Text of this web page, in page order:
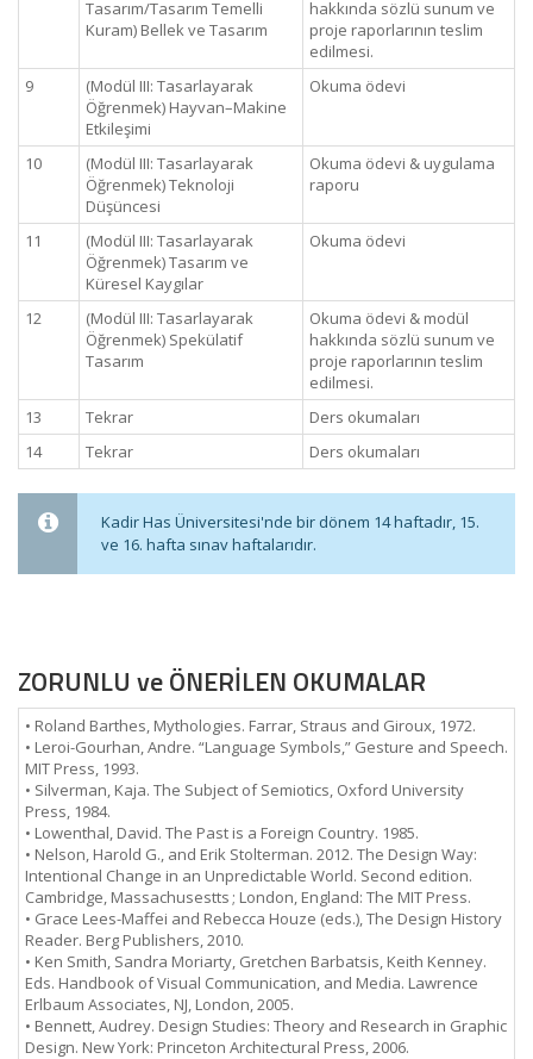
Tasarım/Tasarım Temelli
Kuram) Bellek ve Tasarım
hakkında sözlü sunum ve
proje raporlarının teslim
edilmesi.
9
(Modül III: Tasarlayarak
Öğrenmek) Hayvan–Makine
Etkileşimi
Okuma ödevi
10
(Modül III: Tasarlayarak
Öğrenmek) Teknoloji
Düşüncesi
Okuma ödevi & uygulama
raporu
11
(Modül III: Tasarlayarak
Öğrenmek) Tasarım ve
Küresel Kaygılar
Okuma ödevi
12
(Modül III: Tasarlayarak
Öğrenmek) Spekülatif
Tasarım
Okuma ödevi & modül
hakkında sözlü sunum ve
proje raporlarının teslim
edilmesi.
13
Tekrar
Ders okumaları
14
Tekrar Ders okumaları
Kadir Has Üniversitesi'nde bir dönem 14 haftadır, 15.
ve 16. hafta sınav haftalarıdır.
ZORUNLU ve ÖNERİLEN OKUMALAR
• Roland Barthes, Mythologies. Farrar, Straus and Giroux, 1972.
• Leroi-Gourhan, Andre. “Language Symbols,” Gesture and Speech.
MIT Press, 1993.
• Silverman, Kaja. The Subject of Semiotics, Oxford University
Press, 1984.
• Lowenthal, David. The Past is a Foreign Country. 1985.
• Nelson, Harold G., and Erik Stolterman. 2012. The Design Way:
Intentional Change in an Unpredictable World. Second edition.
Cambridge, Massachusestts ; London, England: The MIT Press.
• Grace Lees-Maffei and Rebecca Houze (eds.), The Design History
Reader. Berg Publishers, 2010.
• Ken Smith, Sandra Moriarty, Gretchen Barbatsis, Keith Kenney.
Eds. Handbook of Visual Communication, and Media. Lawrence
Erlbaum Associates, NJ, London, 2005.
• Bennett, Audrey. Design Studies: Theory and Research in Graphic
Design. New York: Princeton Architectural Press, 2006.